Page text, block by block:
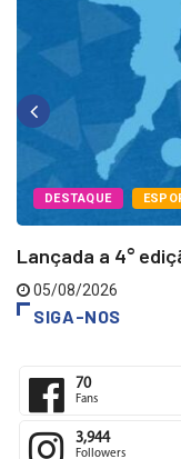
DESTAQUE
Lançada a 4°
05/08/2026
SIGA-NOS
70
3,944